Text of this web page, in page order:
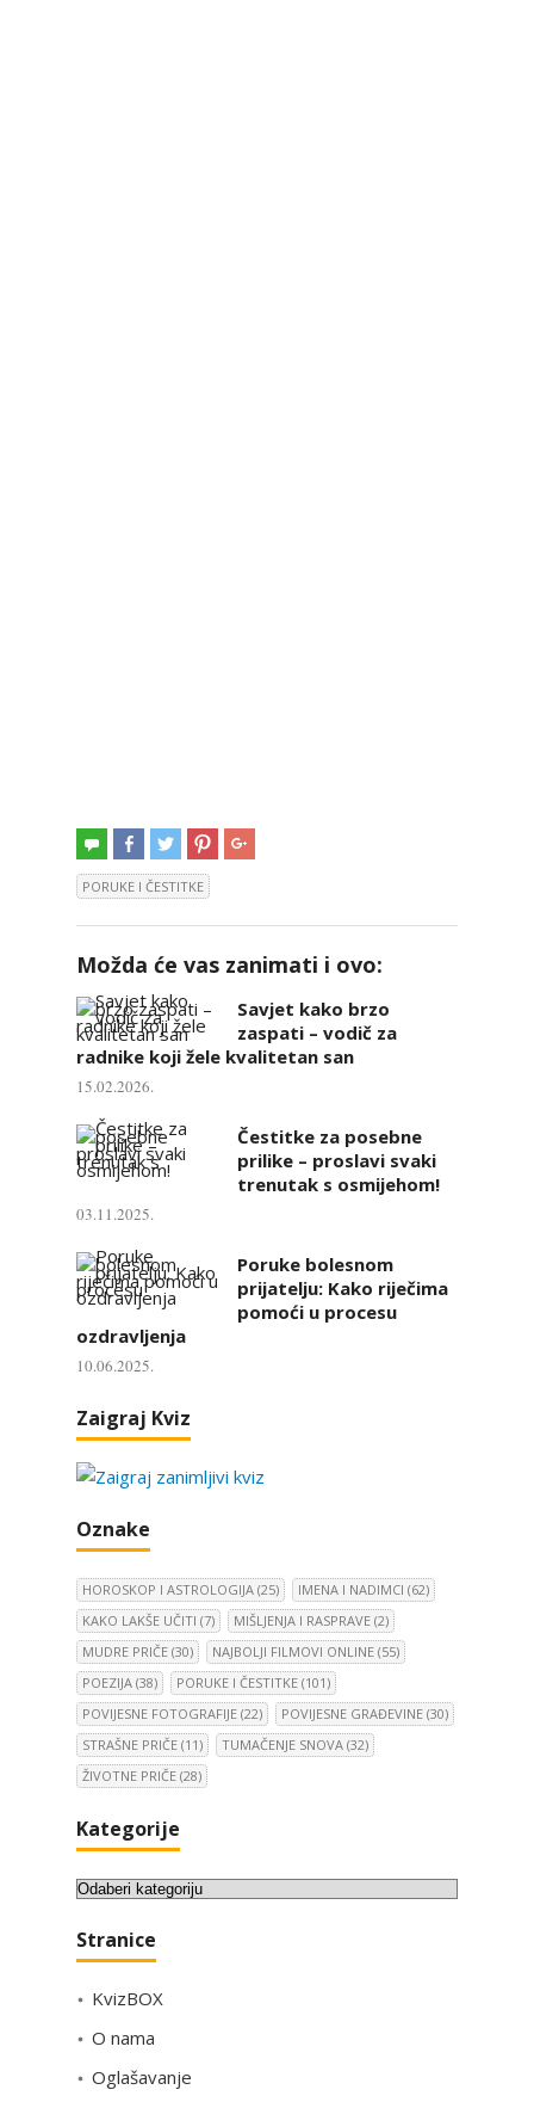
PORUKE I ČESTITKE
Možda će vas zanimati i ovo:
Savjet kako brzo
zaspati – vodič za
radnike koji žele kvalitetan san
15.02.2026.
Čestitke za posebne
prilike – proslavi svaki
trenutak s osmijehom!
03.11.2025.
Poruke bolesnom
prijatelju: Kako riječima
pomoći u procesu
ozdravljenja
10.06.2025.
Zaigraj Kviz
Oznake
HOROSKOP I ASTROLOGIJA (25) IMENA I NADIMCI (62)
KAKO LAKŠE UČITI (7) MIŠLJENJA I RASPRAVE (2)
MUDRE PRIČE (30) NAJBOLJI FILMOVI ONLINE (55)
POEZIJA (38) PORUKE I ČESTITKE (101)
POVIJESNE FOTOGRAFIJE (22) POVIJESNE GRAĐEVINE (30)
STRAŠNE PRIČE (11) TUMAČENJE SNOVA (32)
ŽIVOTNE PRIČE (28)
Kategorije
K
t
g
i
Stranice
KvizBOX
O nama
Oglašavanje